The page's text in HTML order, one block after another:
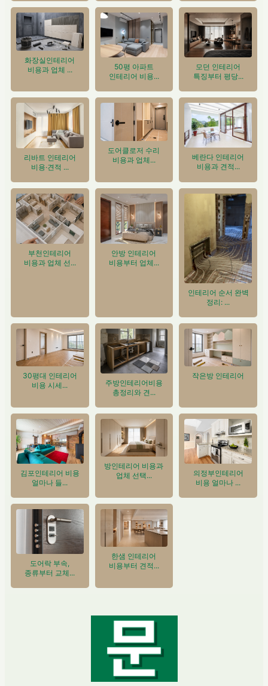
화장실인테리어
비용과 업체 ...
50평 아파트
인테리어 비용...
모던 인테리어
특징부터 평당...
리바트 인테리어
비용·견적 ...
도어클로저 수리
비용과 업체...
베란다 인테리어
비용과 견적...
부천인테리어
비용과 업체 선...
안방 인테리어
비용부터 업체...
인테리어 순서 완벽
정리: ...
30평대 인테리어
비용 시세...
주방인테리어비용
총정리와 견...
작은방 인테리어
김포인테리어 비용
얼마나 들...
방인테리어 비용과
업체 선택...
의정부인테리어
비용 얼마나 ...
도어락 부속,
종류부터 교체...
한샘 인테리어
비용부터 견적...